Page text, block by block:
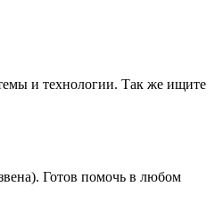
и технологии. Так же ищите
Готов помочь в любом